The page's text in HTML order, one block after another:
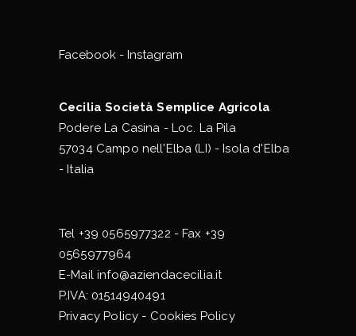
Facebook - Instagram
Cecilia Società Semplice Agricola
Podere La Casina - Loc. La Pila
57034 Campo nell'Elba (LI) - Isola d'Elba
- Italia
Tel +39 0565977322 - Fax +39
0565977964
E-Mailinfo@aziendacecilia.it
P.IVA: 01514940491
Privacy Policy - Cookies Policy